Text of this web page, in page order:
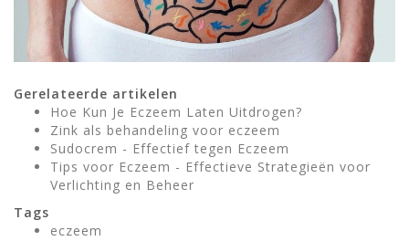
Gerelateerde artikelen
Hoe Kun Je Eczeem Laten Uitdrogen?
Zink als behandeling voor eczeem
Sudocrem - Effectief tegen Eczeem
Tips voor Eczeem - Effectieve Strategieën voor
Verlichting en Beheer
Tags
eczeem